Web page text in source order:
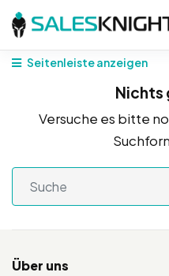
Seitenleiste anzeigen
Nichts
Versuche es bitte
Über uns